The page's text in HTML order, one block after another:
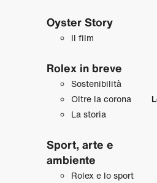
Oyster Story
Il film
Rolex in breve
Sostenibilità
Oltre la corona
La storia
Sport, arte e
ambiente
Rolex e lo sport